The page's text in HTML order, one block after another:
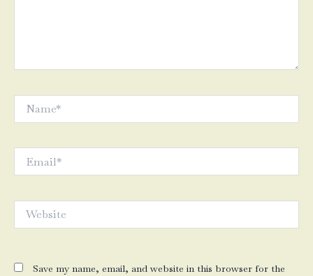
Save my name, email, and website in this browser for the